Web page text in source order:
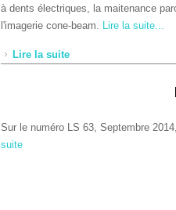
à dents électriques, la maitenance
l'imagerie cone-beam. Lire la suite...
Lire la suite
Sur le numéro LS 63, Septembre
suite